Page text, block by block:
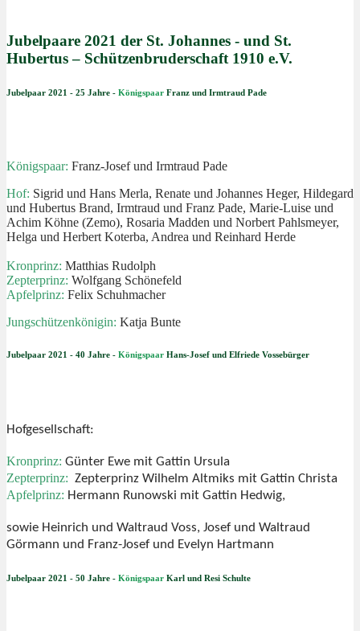
Jubelpaare 2021 der St. Johannes - und St.
Hubertus – Schützenbruderschaft 1910 e.V.
Jubelpaar 2021 - 25 Jahre - Königspaar Franz und Irmtraud Pade
Königspaar: Franz-Josef und Irmtraud Pade
Hof: Sigrid und Hans Merla, Renate und Johannes Heger, Hildegard
und Hubertus Brand, Irmtraud und Franz Pade, Marie-Luise und
Achim Köhne (Zemo), Rosaria Madden und Norbert Pahlsmeyer,
Helga und Herbert Koterba, Andrea und Reinhard Herde
Kronprinz: Matthias Rudolph
Zepterprinz: Wolfgang Schönefeld
Apfelprinz: Felix Schuhmacher
Jungschützenkönigin: Katja Bunte
Jubelpaar 2021 - 40 Jahre - Königspaar Hans-Josef und Elfriede Vossebürger
Hofgesellschaft:
Kronprinz: Günter Ewe mit Gattin Ursula
Zepterprinz: Zepterprinz Wilhelm Altmiks mit Gattin Christa
Apfelprinz: Hermann Runowski mit Gattin Hedwig,
sowie Heinrich und Waltraud Voss, Josef und Waltraud
Görmann und Franz-Josef und Evelyn Hartmann
Jubelpaar 2021 - 50 Jahre - Königspaar Karl und Resi Schulte